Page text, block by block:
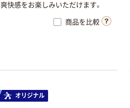
爽快感をお楽しみいただけます。
商品を比較
オリジナル